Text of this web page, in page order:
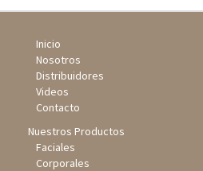
Inicio
Nosotros
Distribuidores
Videos
Contacto
Nuestros Productos
Faciales
Corporales